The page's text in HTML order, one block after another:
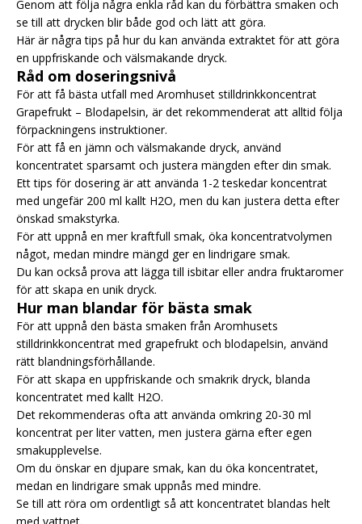
Genom att följa några enkla råd kan du förbättra smaken och
se till att drycken blir både god och lätt att göra.
Här är några tips på hur du kan använda extraktet för att göra
en uppfriskande och välsmakande dryck.
Råd om doseringsnivå
För att få bästa utfall med Aromhuset stilldrinkkoncentrat
Grapefrukt – Blodapelsin, är det rekommenderat att alltid följa
förpackningens instruktioner.
För att få en jämn och välsmakande dryck, använd
koncentratet sparsamt och justera mängden efter din smak.
Ett tips för dosering är att använda 1-2 teskedar koncentrat
med ungefär 200 ml kallt H2O, men du kan justera detta efter
önskad smakstyrka.
För att uppnå en mer kraftfull smak, öka koncentratvolymen
något, medan mindre mängd ger en lindrigare smak.
Du kan också prova att lägga till isbitar eller andra fruktaromer
för att skapa en unik dryck.
Hur man blandar för bästa smak
För att uppnå den bästa smaken från Aromhusets
stilldrinkkoncentrat med grapefrukt och blodapelsin, använd
rätt blandningsförhållande.
För att skapa en uppfriskande och smakrik dryck, blanda
koncentratet med kallt H2O.
Det rekommenderas ofta att använda omkring 20-30 ml
koncentrat per liter vatten, men justera gärna efter egen
smakupplevelse.
Om du önskar en djupare smak, kan du öka koncentratet,
medan en lindrigare smak uppnås med mindre.
Se till att röra om ordentligt så att koncentratet blandas helt